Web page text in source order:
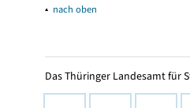
▴ nach oben
Das Thüringer Landesamt für